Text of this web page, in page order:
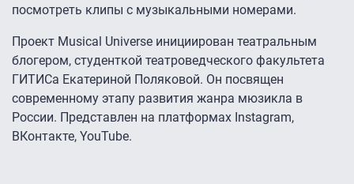
посмотреть клипы с музыкальными номерами.
Проект Musical Universe инициирован театральным
блогером, студенткой театроведческого факультета
ГИТИСа Екатериной Поляковой. Он посвящен
современному этапу развития жанра мюзикла в
России. Представлен на платформах Instagram,
ВКонтакте, YouTube.